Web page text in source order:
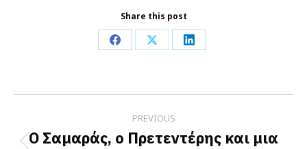
Share this post
Share
Facebook
Share
X
Share
LinkedIn
navigation
PREVIOUS
Ο Σαμαράς, ο Πρετεντέρης και μια